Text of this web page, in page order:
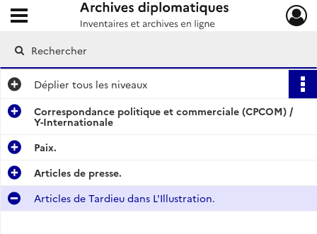
Archives diplomatiques
Ouvrir le menu déroulant
Déplier tous les niveaux
Correspondance politique et commerciale (CPCOM) /
Y-Internationale
Paix.
Articles de presse.
Articles de Tardieu dans L'Illustration.